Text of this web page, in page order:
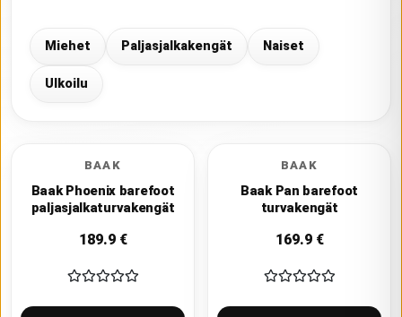
Miehet Paljasjalkakengät Naiset
Ulkoilu
BAAK
Baak Phoenix barefoot
paljasjalkaturvakengät
189.9€
BAAK
Baak Pan barefoot
turvakengät
169.9€